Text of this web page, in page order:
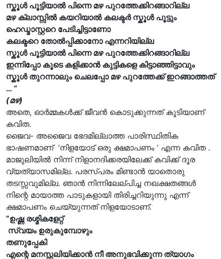
സ്കൂൾ പൂട്ടിയാൽ പിന്നെ മഴ പുറത്തേക്കിറങ്ങാറില്ല
മഴ ക്ലാസ്സിൽ കയറിയാൽ കലക്ടർ സ്കൂൾ പൂട്ടും
ഹെഡ്മാസ്റ്ററെ പേടിച്ചിട്ടാണോ
കലക്ടറെ തോൽപ്പിക്കാനോ എന്നറിയില്ല
സ്കൂൾ പൂട്ടിയാൽ പിന്നെ മഴ പുറത്തേക്കിറങ്ങാറില്ല
ഇന്നിപ്പോ കൂടെ കളിക്കാൻ കുട്ടികളെ കിട്ടാഞ്ഞിട്ടാവും
സ്കൂൾ തുറന്നാലും ചെലപ്പോ മഴ പുറത്തേക്ക് ഇറങ്ങാത്തത്
… “
(മഴ)
അതെ, ഓർമ്മകൾക്ക് ജീവൻ കൊടുക്കുന്നത് കൂടിയാണ്
കവിത.
ജൈവ- അജൈവ ഭേദമില്ലാത്ത പാരിസ്ഥിതിക
ഭാഷണമാണ് ‘നിളയോട് ഒരു ക്ഷമാപണം ‘ എന്ന കവിത .
മാജുലിയിൽ നിന്ന് നിളാനദിക്കരയിലേക്ക് കവിക്ക് ദൂര
വ്യത്യാസമില്ല. പരസ്പരം മിണ്ടാൻ യാതൊരു
തടസ്സവുമില്ല. ഞാൻ നിന്നിലേല്പിച്ച നഖക്ഷതങ്ങൾ
നിന്റെ മായാത്ത പാടുകളായി തിരിച്ചറിയുന്നു എന്ന്
ക്ഷമാപണം ചെയ്യുന്നത് നിളയോടാണ്.
“ഉഷ്ണ രശ്മികളേറ്റ്
സ്വയം ഉരുകുമ്പോഴും
തണുപ്പേകി
എന്റെ മനസ്സലിയിക്കാൻ നീ അനുഭവിക്കുന്ന ത്യാഗം